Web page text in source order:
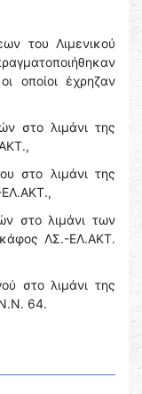
του Λιμενικού
οποίοι έχρηζαν
στο λιμάνι της
στο λιμάνι της
στο λιμάνι των
ΛΣ.-ΕΛ.ΑΚΤ.
στο λιμάνι της
64.